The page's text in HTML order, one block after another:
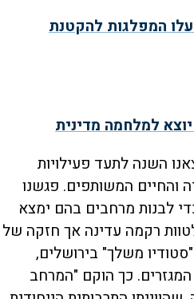
המפלגות להקטנת
למלחמה מדינית
השנה לתעד פעילויות
והחיים המשותפים. פגשנו
לבנות מרחבים בהם ימצא
רקמה עדינה אך חזקה של
משלך" בירושלים,
כך הוקם "המרחב